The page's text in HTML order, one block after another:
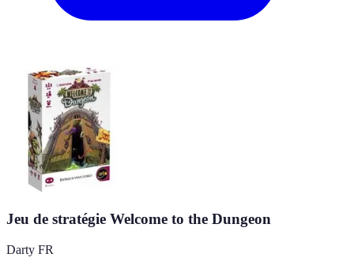
Jeu de stratégie Welcome to the Dungeon
Darty FR